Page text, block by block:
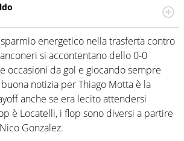
chiama Diego e la tesi di laurea sugli stadi
Italia. Il calcio quale filo conduttore
passione e professione. Per Virgilio
approfondisce e scandaglia l'universo
per antonomasia
energetico nella trasferta contro
si accontentano dello 0-0
occasioni da gol e giocando sempre
notizia per Thiago Motta è la
anche se era lecito attendersi
è Locatelli, i flop sono diversi a partire
Gonzalez.